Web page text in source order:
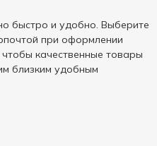
быстро и удобно. Выберите
при оформлении
качественные товары
близким удобным